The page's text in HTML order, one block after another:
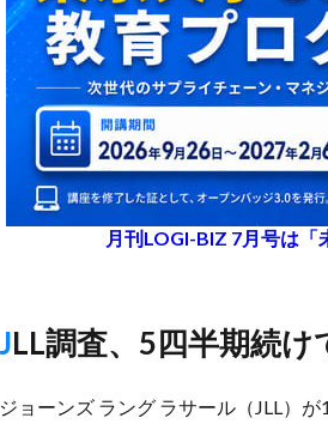
月刊LOGI-BIZ 7月号は
JLL調査、5四半期続
ジョーンズ ラング ラサール（JLL）